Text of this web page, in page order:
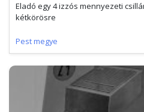
Eladó egy 4 izzós mennyezeti
kétkörösre
Pest megye